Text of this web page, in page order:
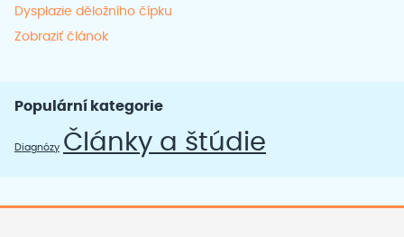
Dysplazie děložního čípku
Zobraziť článok
Populární kategorie
Diagnózy Články a štúdie